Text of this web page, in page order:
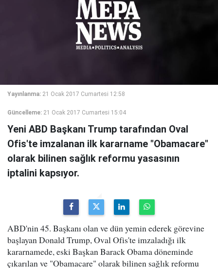
Yayınlanma: 21 Ocak 2017 Cumartesi 12:58
Güncelleme: 21 Ocak 2017 Cumartesi 15:04
Yeni ABD Başkanı Trump tarafından Oval
Ofis'te imzalanan ilk kararname "Obamacare"
olarak bilinen sağlık reformu yasasının
iptalini kapsıyor.
ABD'nin 45. Başkanı olan ve dün yemin ederek görevine
başlayan Donald Trump, Oval Ofis'te imzaladığı ilk
kararnamede, eski Başkan Barack Obama döneminde
çıkarılan ve "Obamacare" olarak bilinen sağlık reformu